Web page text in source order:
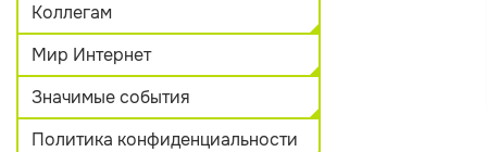
Коллегам
Мир Интернет
Значимые события
Политика конфиденциальности